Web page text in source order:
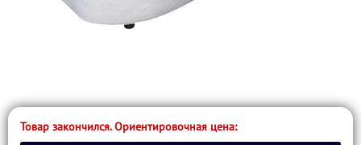
Товар закончился. Ориентировочная цена: